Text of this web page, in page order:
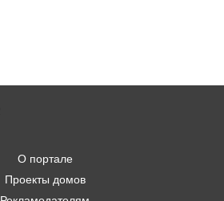
О портале
Проекты домов